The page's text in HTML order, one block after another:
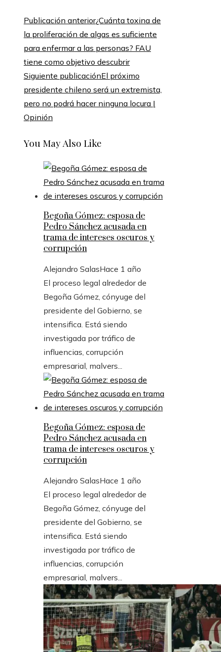
Publicación anterior¿Cuánta toxina de
la proliferación de algas es suficiente
para enfermar a las personas? FAU
tiene como objetivo descubrir
Siguiente publicaciónEl próximo
presidente chileno será un extremista,
pero no podrá hacer ninguna locura |
Opinión
You May Also Like
Begoña Gómez: esposa de
Pedro Sánchez acusada en
trama de intereses oscuros y
corrupción
Alejandro SalasHace 1 año
El proceso legal alrededor de
Begoña Gómez, cónyuge del
presidente del Gobierno, se
intensifica. Está siendo
investigada por tráfico de
influencias, corrupción
empresarial, malvers...
Begoña Gómez: esposa de
Pedro Sánchez acusada en
trama de intereses oscuros y
corrupción
Alejandro SalasHace 1 año
El proceso legal alrededor de
Begoña Gómez, cónyuge del
presidente del Gobierno, se
intensifica. Está siendo
investigada por tráfico de
influencias, corrupción
empresarial, malvers...